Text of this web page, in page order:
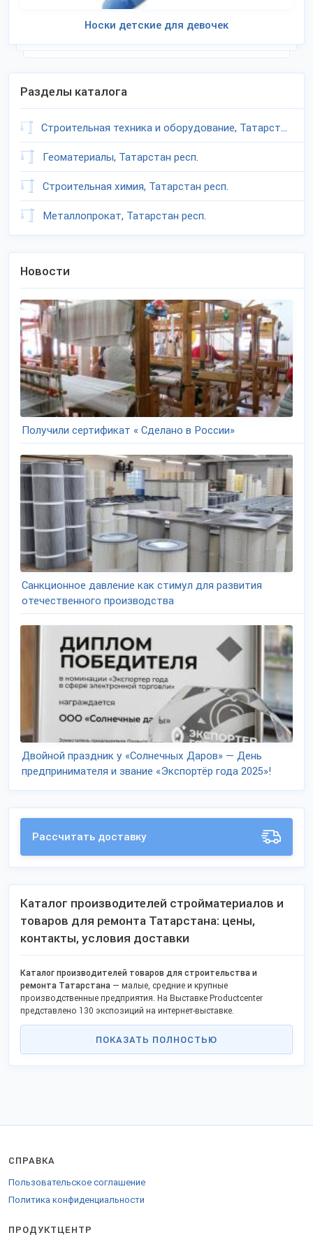
Носки детские для девочек
Разделы каталога
Строительная техника и оборудование, Татарстан респ.
Геоматериалы, Татарстан респ.
Строительная химия, Татарстан респ.
Металлопрокат, Татарстан респ.
Новости
Получили сертификат « Сделано в России»
Санкционное давление как стимул для развития
отечественного производства
Двойной праздник у «Солнечных Даров» — День
предпринимателя и звание «Экспортёр года 2025»!
Рассчитать доставку
Каталог производителей стройматериалов и
товаров для ремонта Татарстана: цены,
контакты, условия доставки
Каталог производителей товаров для строительства и
ремонта Татарстана — малые, средние и крупные
производственные предприятия. На Выставке Productcenter
представлено 130 экспозиций на интернет-выставке.
отечественных торговых марок.
Компании выпускают и реализуют оптом: отделочные материалы,
стройматериалы, строительную химию, ЖБИ, дорожные покрытия,
здания заводской готовности и т.д.
поддержку. Оптовые скидки зависят от объёма заказа.
необходимые накладные.
ПОКАЗАТЬ ПОЛНОСТЬЮ
СПРАВКА
Пользовательское соглашение
Политика конфиденциальности
ПРОДУКТЦЕНТР